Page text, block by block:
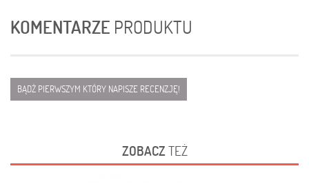
KOMENTARZE PRODUKTU
BĄDŹ PIERWSZYM KTÓRY NAPISZE RECENZJĘ!
ZOBACZTEŻ